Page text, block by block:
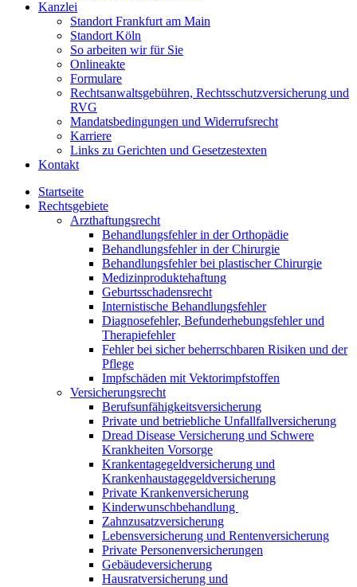
Kanzlei
Standort Frankfurt am Main
Standort Köln
So arbeiten wir für Sie
Onlineakte
Formulare
Rechtsanwaltsgebühren, Rechtsschutzversicherung und
RVG
Mandatsbedingungen und Widerrufsrecht
Karriere
Links zu Gerichten und Gesetzestexten
Kontakt
Startseite
Rechtsgebiete
Arzthaftungsrecht
Behandlungsfehler in der Orthopädie
Behandlungsfehler in der Chirurgie
Behandlungsfehler bei plastischer Chirurgie
Medizinproduktehaftung
Geburtsschadensrecht
Internistische Behandlungsfehler
Diagnosefehler, Befunderhebungsfehler und
Therapiefehler
Fehler bei sicher beherrschbaren Risiken und der
Pflege
Impfschäden mit Vektorimpfstoffen
Versicherungsrecht
Berufsunfähigkeitsversicherung
Private und betriebliche Unfallfallversicherung
Dread Disease Versicherung und Schwere
Krankheiten Vorsorge
Krankentagegeldversicherung und
Krankenhaustagegeldversicherung
Private Krankenversicherung
Kinderwunschbehandlung
Zahnzusatzversicherung
Lebensversicherung und Rentenversicherung
Private Personenversicherungen
Gebäudeversicherung
Hausratversicherung und